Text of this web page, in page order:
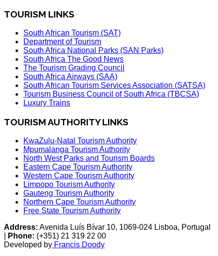
TOURISM LINKS
South African Tourism (SAT)
Department of Tourism
South Africa National Parks (SAN Parks)
South Africa The Good News
The Tourism Grading Council
South Africa Airways (SAA)
South African Tourism Services Association (SATSA)
Tourism Business Council of South Africa (TBCSA)
Luxury Trains
TOURISM AUTHORITY LINKS
KwaZulu-Natal Tourism Authority
Mpumalanga Tourism Authority
North West Parks and Tourism Boards
Eastern Cape Tourism Authority
Western Cape Tourism Authority
Limpopo Tourism Authority
Gauteng Tourism Authority
Northern Cape Tourism Authority
Free State Tourism Authority
Address: Avenida Luís Bívar 10, 1069-024 Lisboa, Portugal
Phone: (+351) 21 319 22 00
Developed by Francis Doody